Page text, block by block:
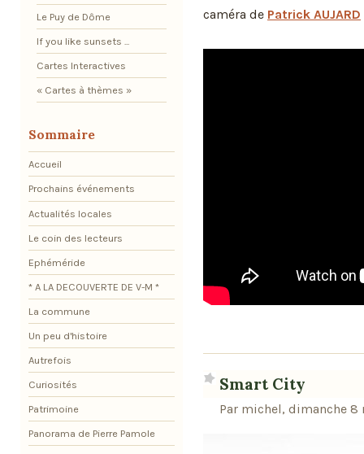
caméra de Patrick AUJARD
Smart City
Par michel, dimanche 8
Le Puy de Dôme
If you like sunsets ...
Cartes Interactives
« Cartes à thèmes »
Sommaire
Accueil
Prochains événements
Actualités locales
Le coin des lecteurs
Ephéméride
* A LA DECOUVERTE DE V-M *
La commune
Un peu d'histoire
Autrefois
Curiosités
Patrimoine
Panorama de Pierre Pamole